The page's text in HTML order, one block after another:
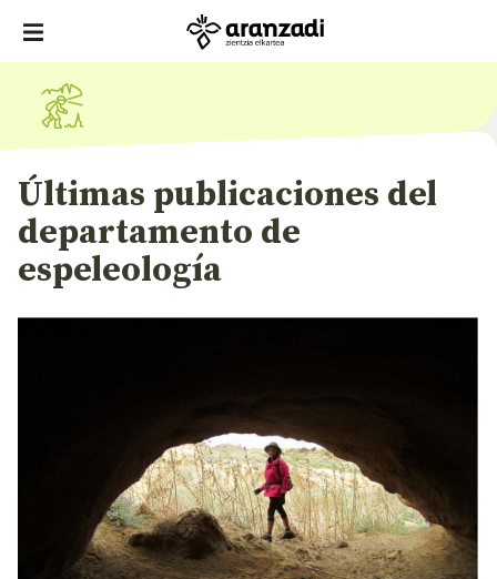
Últimas publicaciones del
departamento de
espeleología